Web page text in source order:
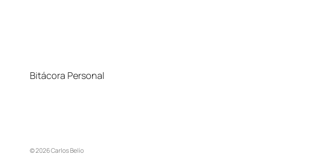
Bitácora Personal
© 2026 Carlos Belío